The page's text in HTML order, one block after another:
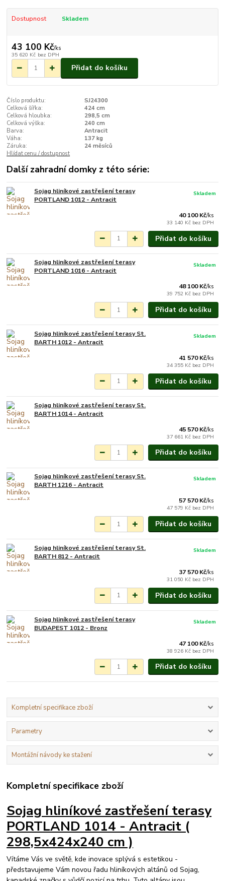
Dostupnost Skladem
43 100 Kč/ks
35 620 Kč bez DPH
Přidat do košíku
Číslo produktu:
SJ24300
Celková šířka:
424 cm
Celková hloubka:
298,5 cm
Celková výška:
240 cm
Barva:
Antracit
Váha:
137 kg
Záruka:
24 měsíců
Hlídat cenu / dostupnost
Další zahradní domky z této série:
Sojag hliníkové zastřešení terasy
PORTLAND 1012 - Antracit
40 100 Kč/ks
33 140 Kč bez DPH
Skladem
Přidat do košíku
Sojag hliníkové zastřešení terasy
PORTLAND 1016 - Antracit
48 100 Kč/ks
39 752 Kč bez DPH
Skladem
Přidat do košíku
Sojag hliníkové zastřešení terasy St.
BARTH 1012 - Antracit
41 570 Kč/ks
34 355 Kč bez DPH
Skladem
Přidat do košíku
Sojag hliníkové zastřešení terasy St.
BARTH 1014 - Antracit
45 570 Kč/ks
37 661 Kč bez DPH
Přidat do košíku
Sojag hliníkové zastřešení terasy St.
BARTH 1216 - Antracit
57 570 Kč/ks
47 579 Kč bez DPH
Skladem
Přidat do košíku
Sojag hliníkové zastřešení terasy St.
BARTH 812 - Antracit
37 570 Kč/ks
31 050 Kč bez DPH
Skladem
Přidat do košíku
Sojag hliníkové zastřešení terasy
BUDAPEST 1012 - Bronz
47 100 Kč/ks
38 926 Kč bez DPH
Skladem
Přidat do košíku
Kompletní specifikace zboží
Parametry
Montážní návody ke stažení
Kompletní specifikace zboží
Sojag hliníkové zastřešení terasy
PORTLAND 1014 - Antracit (
298,5x424x240 cm )
Vítáme Vás ve světě, kde inovace splývá s estetikou -
představujeme Vám novou řadu hliníkových altánů od Sojag,